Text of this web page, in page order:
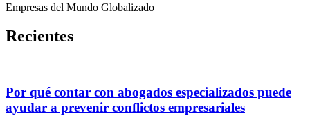
Empresas del Mundo Globalizado
Recientes
Por qué contar con abogados especializados puede
ayudar a prevenir conflictos empresariales